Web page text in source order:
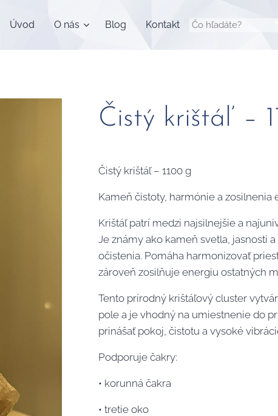
Úvod O nás Blog Kontakt
Čistý krištáľ –
Čistý krištáľ – 1100 g
Kameň čistoty, harmónie a zosilnenia
Krištáľ patrí medzi najsilnejšie a
Je známy ako kameň svetla, jasnosti
očistenia. Pomáha harmonizovať
zároveň zosilňuje energiu ostatných
Tento prírodný krištáľový cluster
pole a je vhodný na umiestnenie do
prinášať pokoj, čistotu a vysoké
Podporuje čakry:
• korunná čakra
• tretie oko